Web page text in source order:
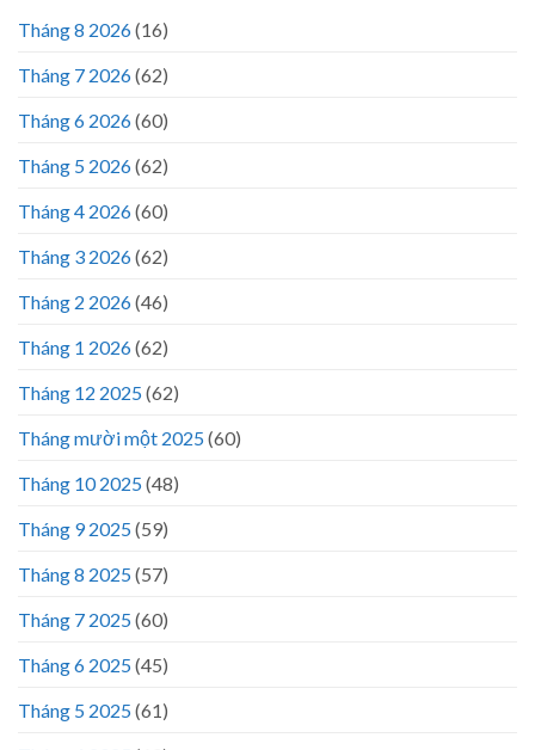
Tháng 8 2026(16)
Tháng 7 2026(62)
Tháng 6 2026(60)
Tháng 5 2026(62)
Tháng 4 2026(60)
Tháng 3 2026(62)
Tháng 2 2026(46)
Tháng 1 2026(62)
Tháng 12 2025(62)
Tháng mười một 2025(60)
Tháng 10 2025(48)
Tháng 9 2025(59)
Tháng 8 2025(57)
Tháng 7 2025(60)
Tháng 6 2025(45)
Tháng 5 2025(61)